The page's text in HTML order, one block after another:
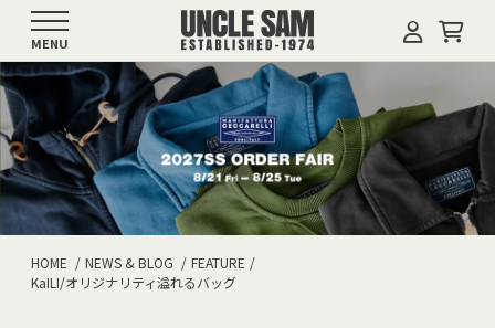
MENU
HOME NEWS & BLOG
FEATURE
KaILI/オリジナリティ溢れるバッグ